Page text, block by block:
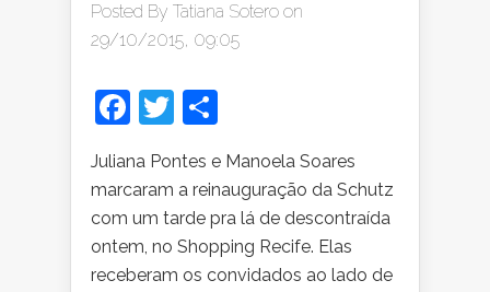
Posted By Tatiana Sotero on
29/10/2015, 09:05
Facebook
Twitter
Juliana Pontes e Manoela Soares
marcaram a reinauguração da Schutz
com um tarde pra lá de descontraída
ontem, no Shopping Recife. Elas
receberam os convidados ao lado de